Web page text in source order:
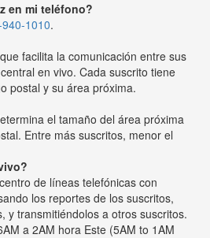
en mi teléfono?
1010.
facilita la comunicación entre sus
en vivo. Cada suscrito tiene
postal y su área próxima.
el tamaño del área próxima
Entre más suscritos, menor el
de líneas telefónicas con
los reportes de los suscritos,
y transmitiéndolos a otros suscritos.
a 2AM hora Este (5AM to 1AM